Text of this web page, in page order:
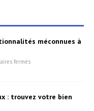
méconnues à
fermés
: trouvez votre bien